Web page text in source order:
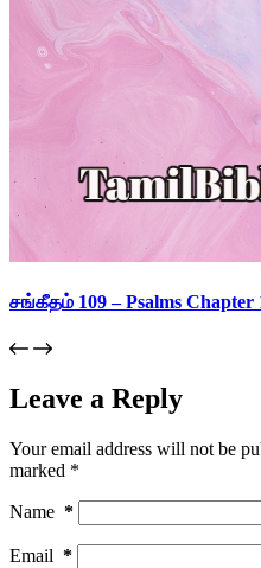
சங்கீதம் 109 – Psalms Chapter
Leave a Reply
Your email address will not be
marked *
Name *
Email *